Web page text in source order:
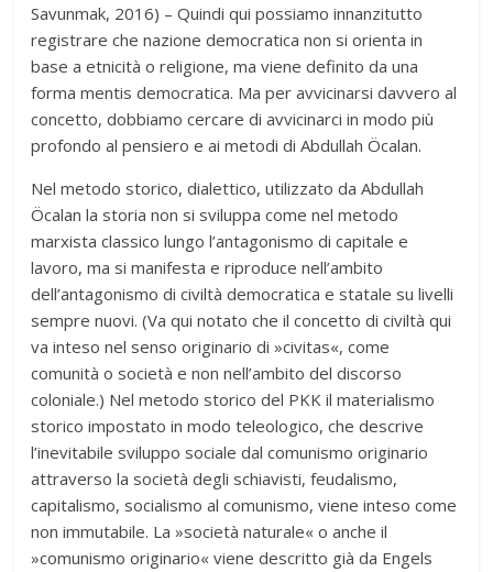
Savunmak, 2016) – Quindi qui possiamo innanzitutto
registrare che nazione democratica non si orienta in
base a etnicità o religione, ma viene definito da una
forma mentis democratica. Ma per avvicinarsi davvero al
concetto, dobbiamo cercare di avvicinarci in modo più
profondo al pensiero e ai metodi di Abdullah Öcalan.
Nel metodo storico, dialettico, utilizzato da Abdullah
Öcalan la storia non si sviluppa come nel metodo
marxista classico lungo l’antagonismo di capitale e
lavoro, ma si manifesta e riproduce nell’ambito
dell’antagonismo di civiltà democratica e statale su livelli
sempre nuovi. (Va qui notato che il concetto di civiltà qui
va inteso nel senso originario di »civitas«, come
comunità o società e non nell’ambito del discorso
coloniale.) Nel metodo storico del PKK il materialismo
storico impostato in modo teleologico, che descrive
l’inevitabile sviluppo sociale dal comunismo originario
attraverso la società degli schiavisti, feudalismo,
capitalismo, socialismo al comunismo, viene inteso come
non immutabile. La »società naturale« o anche il
»comunismo originario« viene descritto già da Engels